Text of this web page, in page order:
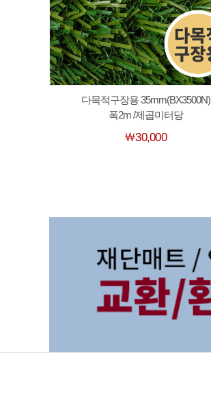
다목적구장용 35mm(BX3500N)
폭2m /제곱미터당
￦30,000